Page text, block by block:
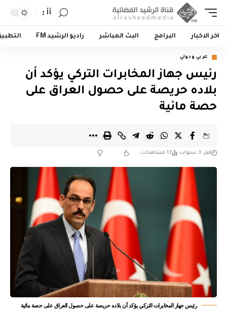
أأ
اخر الاخبار البرامج البث المباشر راديو الرشيد FM
عربي ودولي
رئيس جهاز المخابرات التركي يؤكد أن
بلاده حريصة على حصول العراق على
حصة مائية
قبل 3 سنوات 13 مشاهدات
رئيس جهاز المخابرات التركي يؤكد أن بلاده حريصة على حصول العراق على حصة مائية